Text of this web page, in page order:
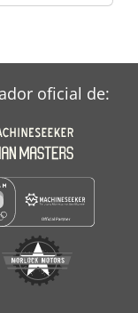
oficial de: